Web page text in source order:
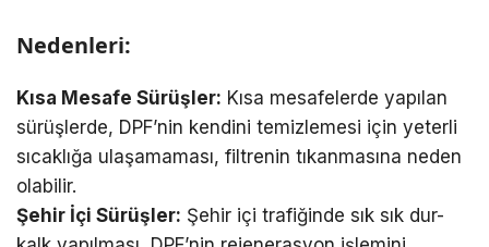
Nedenleri:
Kısa Mesafe Sürüşler: Kısa mesafelerde yapılan
sürüşlerde, DPF’nin kendini temizlemesi için yeterli
sıcaklığa ulaşamaması, filtrenin tıkanmasına neden
olabilir.
Şehir İçi Sürüşler: Şehir içi trafiğinde sık sık dur-